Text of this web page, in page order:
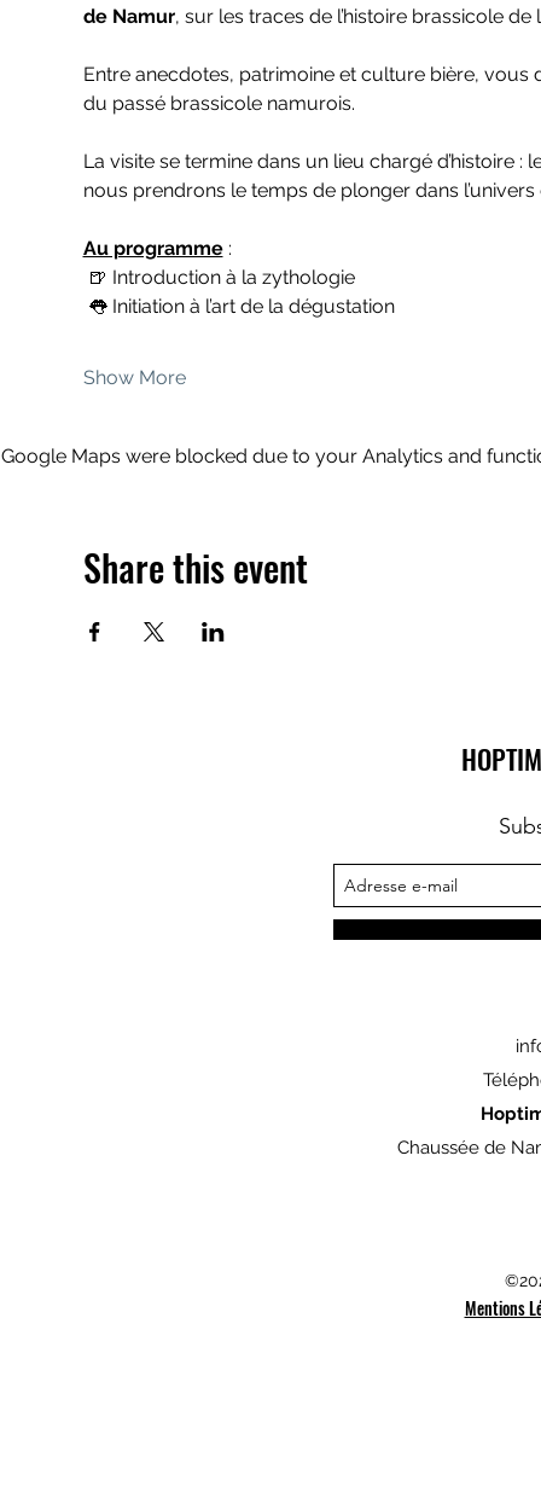
de Namur, sur les traces de l’histoire brassicole de
Entre anecdotes, patrimoine et culture bière,
du passé brassicole namurois.
La visite se termine dans un lieu chargé d’histoire :
nous prendrons le temps de plonger dans
Au programme :
🍺 Introduction à la zythologie
👅 Initiation à l’art de la dégustation
Show More
Google Maps were blocked due to your Analytics and
Share this event
Chaussée de
Mentions